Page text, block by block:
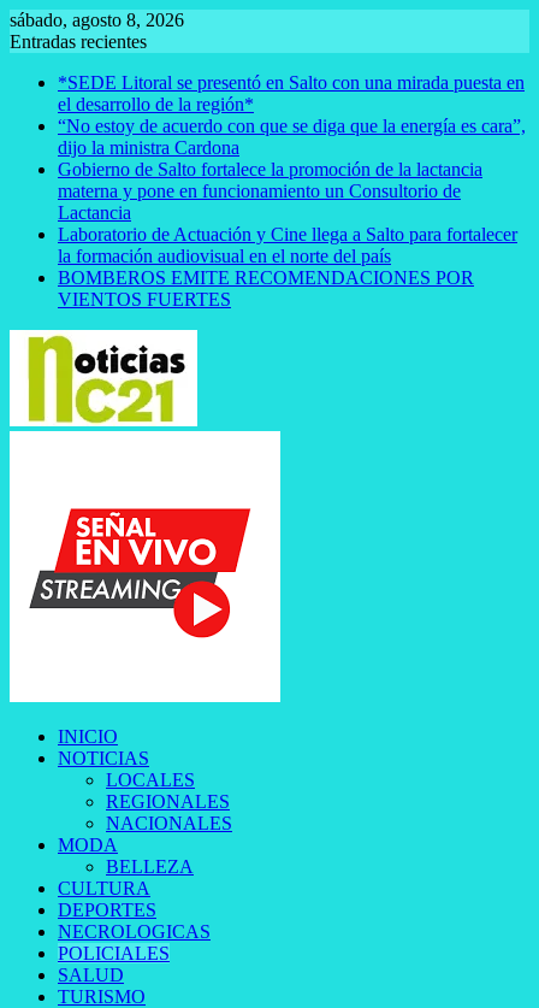
Saltar
al
sábado, agosto 8, 2026
Entradas recientes
*SEDE Litoral se presentó en Salto con una mirada puesta en
el desarrollo de la región*
“No estoy de acuerdo con que se diga que la energía es cara”,
dijo la ministra Cardona
Gobierno de Salto fortalece la promoción de la lactancia
materna y pone en funcionamiento un Consultorio de
Lactancia
Laboratorio de Actuación y Cine llega a Salto para fortalecer
la formación audiovisual en el norte del país
BOMBEROS EMITE RECOMENDACIONES POR
VIENTOS FUERTES
INICIO
NOTICIAS
LOCALES
REGIONALES
NACIONALES
MODA
BELLEZA
CULTURA
DEPORTES
NECROLOGICAS
POLICIALES
SALUD
TURISMO